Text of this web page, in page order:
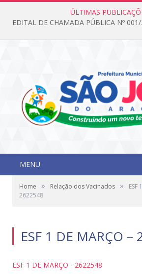
ÚLTIMAS
MENU
Home » Relação dos Vacinados »
ESF
2622548
ESF 1 DE MARÇO –
ESF 1 DE MARÇO - 2622548